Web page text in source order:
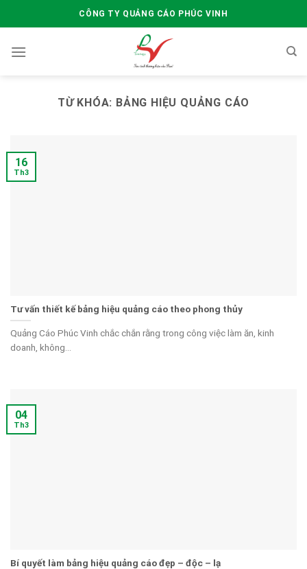
to
CÔNG TY QUẢNG CÁO PHÚC VINH
TỪ KHÓA: BẢNG HIỆU QUẢNG CÁO
Tư vấn thiết kế bảng hiệu quảng cáo theo phong thủy
Quảng Cáo Phúc Vinh chắc chắn rằng trong công việc làm ăn, kinh
doanh, không...
16
Th3
Bí quyết làm bảng hiệu quảng cáo đẹp – độc – lạ
04
Th3